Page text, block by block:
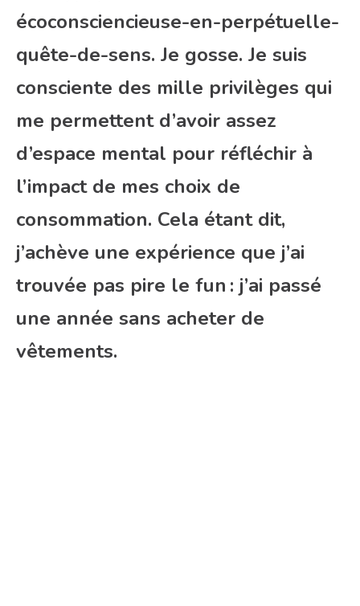
écoconsciencieuse-en-perpétuelle-
quête-de-sens. Je gosse. Je suis
consciente des mille privilèges qui
me permettent d’avoir assez
d’espace mental pour réfléchir à
l’impact de mes choix de
consommation. Cela étant dit,
j’achève une expérience que j’ai
trouvée pas pire le fun : j’ai passé
une année sans acheter de
vêtements.